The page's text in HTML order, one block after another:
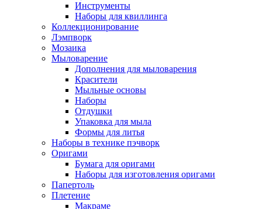
Инструменты
Наборы для квиллинга
Коллекционирование
Лэмпворк
Мозаика
Мыловарение
Дополнения для мыловарения
Красители
Мыльные основы
Наборы
Отдушки
Упаковка для мыла
Формы для литья
Наборы в технике пэчворк
Оригами
Бумага для оригами
Наборы для изготовления оригами
Папертоль
Плетение
Макраме